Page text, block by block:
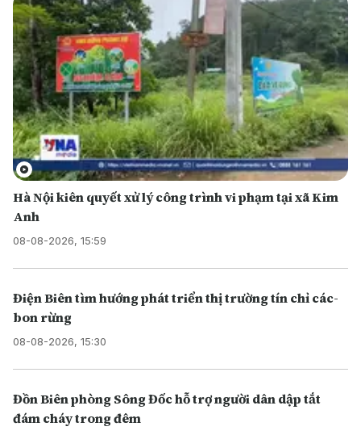
Hà Nội kiên quyết xử lý công trình vi phạm tại xã Kim
Anh
08-08-2026, 15:59
Điện Biên tìm hướng phát triển thị trường tín chỉ các-
bon rừng
08-08-2026, 15:30
Đồn Biên phòng Sông Đốc hỗ trợ người dân dập tắt
đám cháy trong đêm